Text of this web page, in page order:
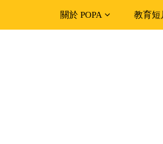
關於 POPA 教育短